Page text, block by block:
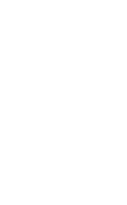
для автоматов
Master
5 лет.
18. Щиты
IP66. 6
Монтажа IP41 36
модульный
Бокс 6 – 8
8 модульный.
Навесного